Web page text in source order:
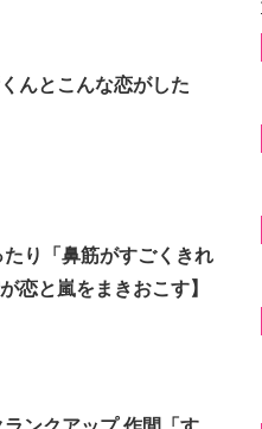
んとこんな恋がした
り「鼻筋がすごくきれ
恋と嵐をまきおこす】